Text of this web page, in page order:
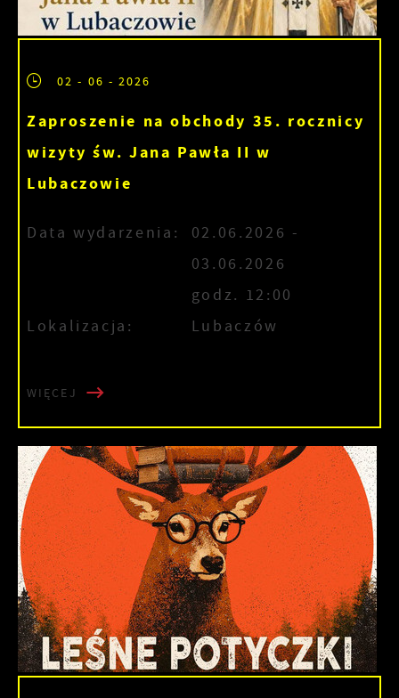
02 - 06 - 2026
Zaproszenie na obchody 35. rocznicy
wizyty św. Jana Pawła II w
Lubaczowie
Data wydarzenia: 02.06.2026 -
03.06.2026
godz. 12:00
Lokalizacja:
Lubaczów
WIĘCEJ